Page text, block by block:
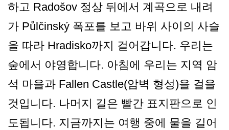
하고 Radošov 정상 뒤에서 계곡으로 내려
가 Půlčinský 폭포를 보고 바위 사이의 사슬
을 따라 Hradisko까지 걸어갑니다. 우리는
숲에서 야영합니다. 아침에 우리는 지역 암
석 마을과 Fallen Castle(암벽 형성)을 걸을
것입니다. 나머지 길은 빨간 표지판으로 인
도됩니다. 지금까지는 여행 중에 물을 길어